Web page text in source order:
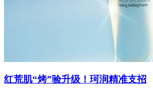
红荒肌“烤”验升级！珂润精准支招